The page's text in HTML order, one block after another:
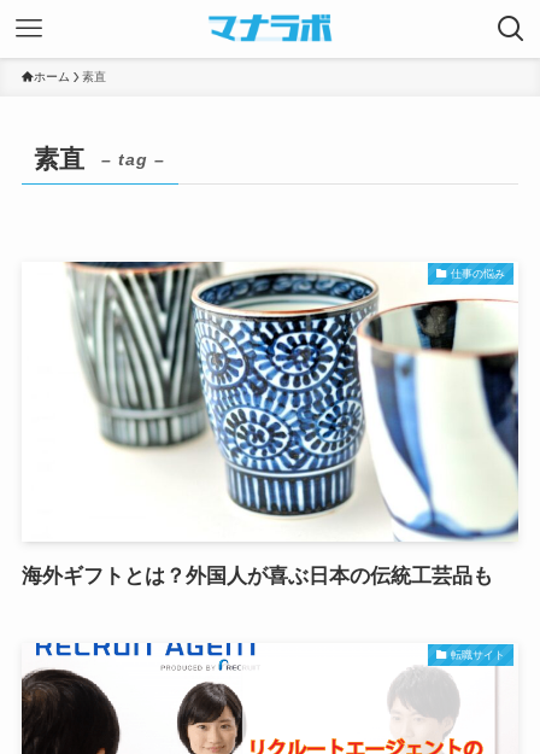
ホーム 素直
素直 – tag –
仕事の悩み
海外ギフトとは？外国人が喜ぶ日本の伝統工芸品も
転職サイト